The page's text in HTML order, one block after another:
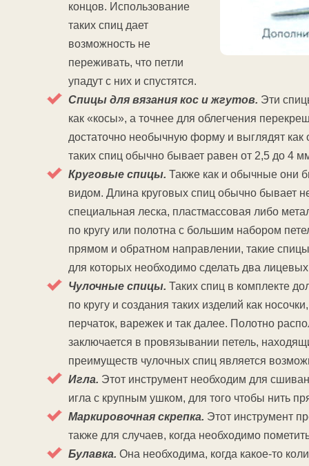
концов. Использование
таких спиц дает
возможность не
переживать, что петли
упадут с них и спустятся.
Спицы для вязания кос и жгутов. Эти
как «косы», а точнее для облегчения
достаточно необычную форму и выглядят как
таких спиц обычно бывает равен от 2,5 до 4
Круговые спицы. Также как и обычные они
видом. Длина круговых спиц обычно бывает
специальная леска, пластмассовая либо
по кругу или полотна с большим набором
прямом и обратном направлении, такие
для которых необходимо сделать два
Чулочные спицы. Таких спиц в комплекте
по кругу и создания таких изделий как
перчаток, варежек и так далее. Полотно
заключается в провязывании петель,
преимуществ чулочных спиц является
Игла. Этот инструмент необходим для
игла с крупным ушком, для того чтобы нить
Маркировочная скрепка. Этот инструмент
также для случаев, когда необходимо
Булавка. Она необходима, когда какое-то